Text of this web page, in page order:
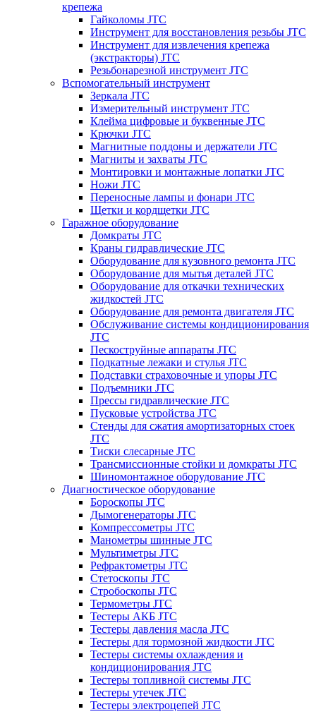
крепежа
Гайколомы JTC
Инструмент для восстановления резьбы JTC
Инструмент для извлечения крепежа
(экстракторы) JTC
Резьбонарезной инструмент JTC
Вспомогательный инструмент
Зеркала JTC
Измерительный инструмент JTC
Клейма цифровые и буквенные JTC
Крючки JTC
Магнитные поддоны и держатели JTC
Магниты и захваты JTC
Монтировки и монтажные лопатки JTC
Ножи JTC
Переносные лампы и фонари JTC
Щетки и кордщетки JTC
Гаражное оборудование
Домкраты JTC
Краны гидравлические JTC
Оборудование для кузовного ремонта JTC
Оборудование для мытья деталей JTC
Оборудование для откачки технических
жидкостей JTC
Оборудование для ремонта двигателя JTC
Обслуживание системы кондиционирования
JTC
Пескоструйные аппараты JTC
Подкатные лежаки и стулья JTC
Подставки страховочные и упоры JTC
Подъемники JTC
Прессы гидравлические JTC
Пусковые устройства JTC
Стенды для сжатия амортизаторных стоек
JTC
Тиски слесарные JTC
Трансмиссионные стойки и домкраты JTC
Шиномонтажное оборудование JTC
Диагностическое оборудование
Бороскопы JTC
Дымогенераторы JTC
Компрессометры JTC
Манометры шинные JTC
Мультиметры JTC
Рефрактометры JTC
Стетоскопы JTC
Стробоскопы JTC
Термометры JTC
Тестеры АКБ JTC
Тестеры давления масла JTC
Тестеры для тормозной жидкости JTC
Тестеры системы охлаждения и
кондиционирования JTC
Тестеры топливной системы JTC
Тестеры утечек JTC
Тестеры электроцепей JTC